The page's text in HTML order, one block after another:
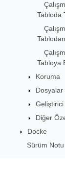
Tabloda
Tabloya
Koruma
Dosyalar
Geliştirici
Diğer
Docke
Sürüm Notu